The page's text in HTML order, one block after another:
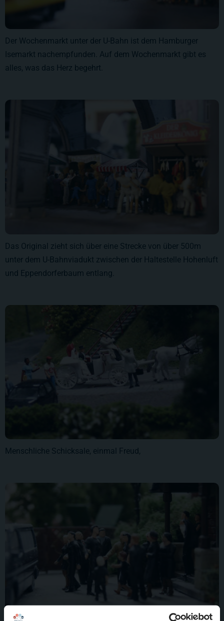
Der Wochenmarkt unter der U-Bahn ist dem Hamburger
Isemarkt nachempfunden. Auf dem Wochenmarkt gibt es
alles, was das Herz begehrt.
Das Original zieht sich über eine Strecke von über 500m
unter dem U-Bahnviadukt zwischen der Haltestelle Hohenluft
und Eppendorferbaum entlang.
Menschliche Schicksale, einmal Freud,